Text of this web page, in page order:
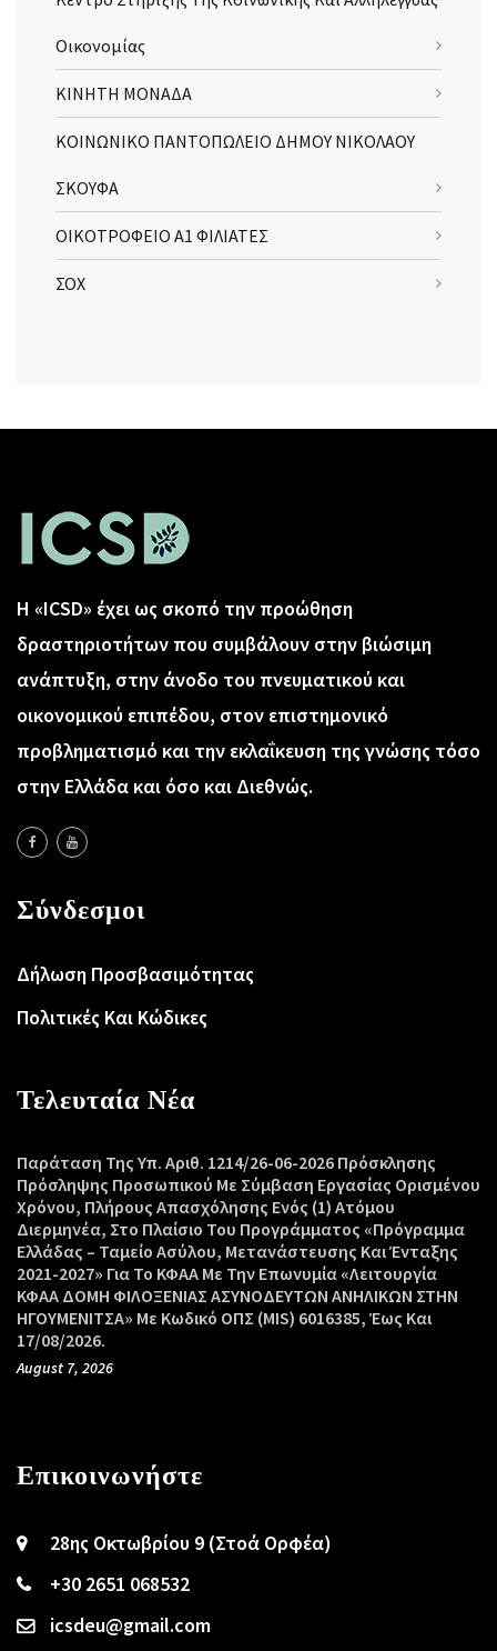
Οικονομίας
ΚΙΝΗΤΗ ΜΟΝΑΔΑ
ΚΟΙΝΩΝΙΚΟ ΠΑΝΤΟΠΩΛΕΙΟ ΔΗΜΟΥ ΝΙΚΟΛΑΟΥ
ΣΚΟΥΦΑ
ΟΙΚΟΤΡΟΦΕΙΟ Α1 ΦΙΛΙΑΤΕΣ
ΣΟΧ
Η «ICSD» έχει ως σκοπό την προώθηση
δραστηριοτήτων που συμβάλουν στην βιώσιμη
ανάπτυξη, στην άνοδο του πνευματικού και
οικονομικού επιπέδου, στον επιστημονικό
προβληματισμό και την εκλαΐκευση της γνώσης τόσο
στην Ελλάδα και όσο και Διεθνώς.
Σύνδεσμοι
Δήλωση Προσβασιμότητας
Πολιτικές Και Κώδικες
Τελευταία Νέα
Παράταση Της Υπ. Αριθ. 1214/26-06-2026 Πρόσκλησης
Πρόσληψης Προσωπικού Με Σύμβαση Εργασίας Ορισμένου
Χρόνου, Πλήρους Απασχόλησης Ενός (1) Ατόμου
Διερμηνέα, Στο Πλαίσιο Του Προγράμματος «Πρόγραμμα
Ελλάδας – Ταμείο Ασύλου, Μετανάστευσης Και Ένταξης
2021-2027» Για Το ΚΦΑΑ Με Την Επωνυμία «Λειτουργία
ΚΦΑΑ ΔΟΜΗ ΦΙΛΟΞΕΝΙΑΣ ΑΣΥΝΟΔΕΥΤΩΝ ΑΝΗΛΙΚΩΝ ΣΤΗΝ
ΗΓΟΥΜΕΝΙΤΣΑ» Με Κωδικό ΟΠΣ (MIS) 6016385, Έως Και
17/08/2026.
August 7, 2026
Επικοινωνήστε
28ης Οκτωβρίου 9 (Στοά Ορφέα)
+30 2651 068532
icsdeu@gmail.com